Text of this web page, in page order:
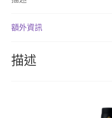
額外資訊
描述